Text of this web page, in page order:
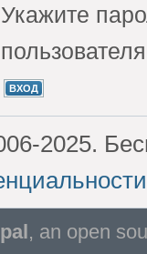
Укажите
2025.
, an open